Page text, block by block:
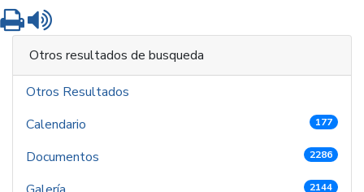
Imprimir
Otros resultados de busqueda
Otros Resultados
Calendario
177
Documentos 2286
2144